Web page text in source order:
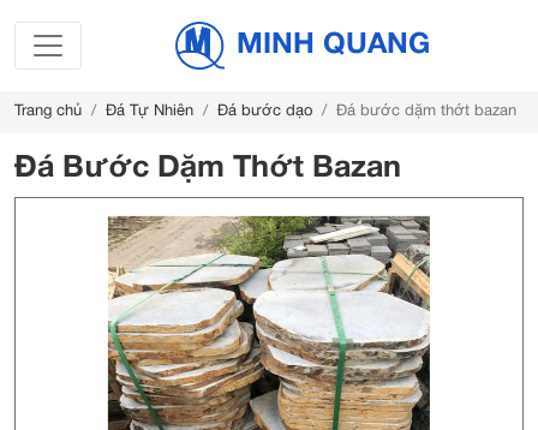
MINH QUANG
Trang chủ Đá Tự Nhiên Đá bước dạo Đá bước dặm thớt bazan
Đá Bước Dặm Thớt Bazan